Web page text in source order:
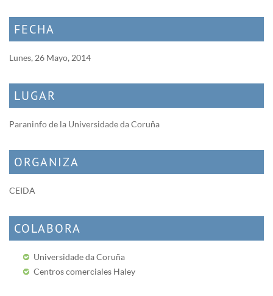
FECHA
Lunes, 26 Mayo, 2014
LUGAR
Paraninfo de la Universidade da Coruña
ORGANIZA
CEIDA
COLABORA
Universidade da Coruña
Centros comerciales Haley